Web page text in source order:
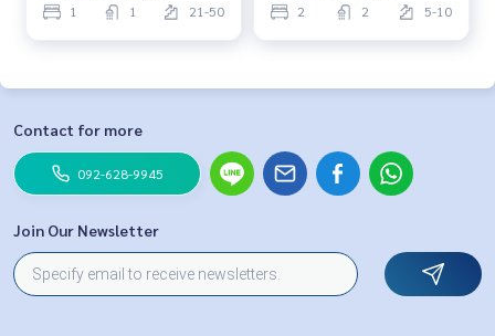
1 1 21-50 2 2 5-10
Contact for more
092-628-9945
Join Our Newsletter